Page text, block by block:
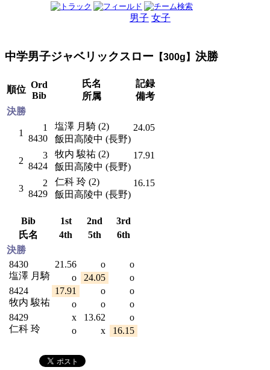
男子 女子
中学男子ジャベリックスロー 【300g】 決勝
順位 Ord
Bib
氏名
所属
記録
備考
決勝
1
1
8430
塩澤 月騎 (2)
飯田高陵中 (長野)
24.05
2
3
8424
牧内 駿祐 (2)
飯田高陵中 (長野)
17.91
3
2
8429
仁科 玲 (2)
飯田高陵中 (長野)
16.15
Bib 1st 2nd
3rd
氏名
4th 5th
6th
決勝
8430
塩澤 月騎
21.56 o
o
o
24.05
o
8424
牧内 駿祐
17.91 o
o
o
o
o
8429
仁科 玲
x 13.62
o
o
x 16.15